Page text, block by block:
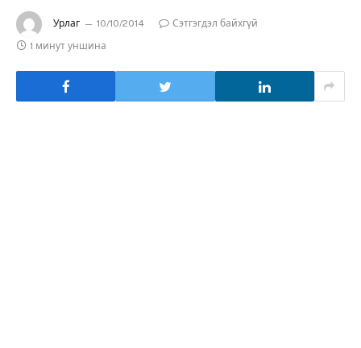
Урлаг 10/10/2014
Сэтгэгдэл байхгүй
1 минут уншина